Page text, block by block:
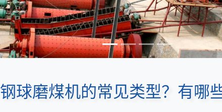
钢球磨煤机的常见类型？有哪